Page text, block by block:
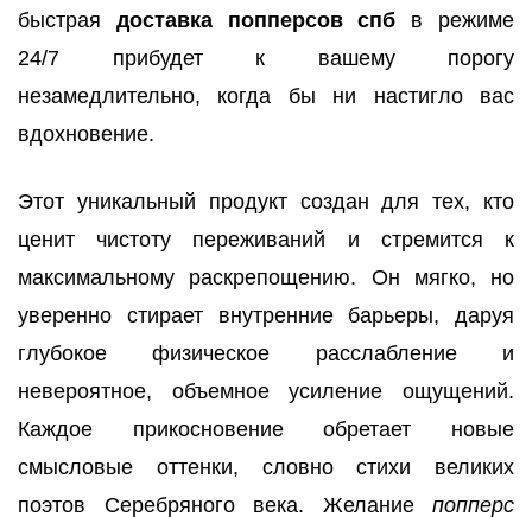
быстрая доставка попперсов спб в режиме
24/7 прибудет к вашему порогу
незамедлительно, когда бы ни настигло вас
вдохновение.
Этот уникальный продукт создан для тех, кто
ценит чистоту переживаний и стремится к
максимальному раскрепощению. Он мягко, но
уверенно стирает внутренние барьеры, даруя
глубокое физическое расслабление и
невероятное, объемное усиление ощущений.
Каждое прикосновение обретает новые
смысловые оттенки, словно стихи великих
поэтов Серебряного века. Желание попперс